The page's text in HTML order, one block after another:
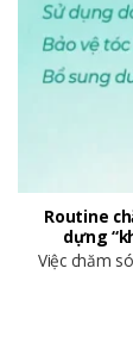
Routine
dựng
Việc chăm